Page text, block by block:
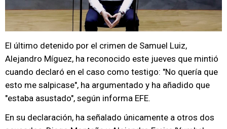
El último detenido por el crimen de Samuel Luiz,
Alejandro Míguez, ha reconocido este jueves que mintió
cuando declaró en el caso como testigo: "No quería que
esto me salpicase", ha argumentado y ha añadido que
"estaba asustado", según informa EFE.
En su declaración, ha señalado únicamente a otros dos